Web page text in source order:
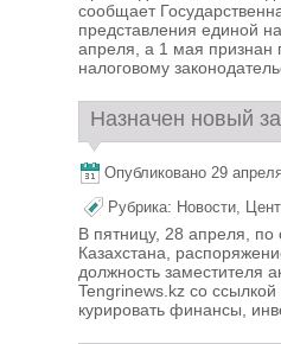
сообщает
представления единой
апреля, а 1 мая признан
налоговому
Назначен новый
Опубликовано 29
Рубрика: Новости,
В пятницу, 28 апреля,
Казахстана,
должность заместителя
Tengrinews.kz со
курировать финансы,